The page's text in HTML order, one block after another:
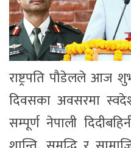
राष्ट्रपति पौडेलले आज
दिवसका अवसरमा
सम्पूर्ण नेपाली